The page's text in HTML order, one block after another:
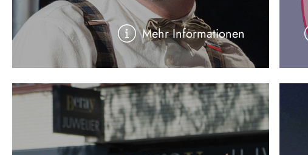
Mehr Informationen